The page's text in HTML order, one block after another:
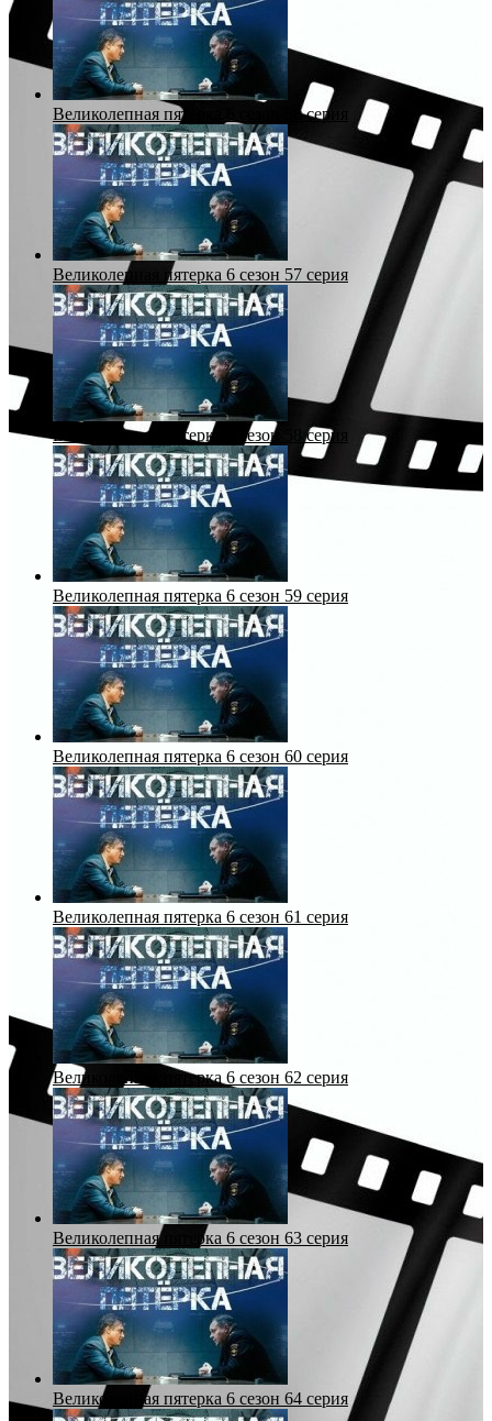
Великолепная пятерка 6 сезон 56 серия
Великолепная пятерка 6 сезон 57 серия
Великолепная пятерка 6 сезон 58 серия
Великолепная пятерка 6 сезон 59 серия
Великолепная пятерка 6 сезон 60 серия
Великолепная пятерка 6 сезон 61 серия
Великолепная пятерка 6 сезон 62 серия
Великолепная пятерка 6 сезон 63 серия
Великолепная пятерка 6 сезон 64 серия